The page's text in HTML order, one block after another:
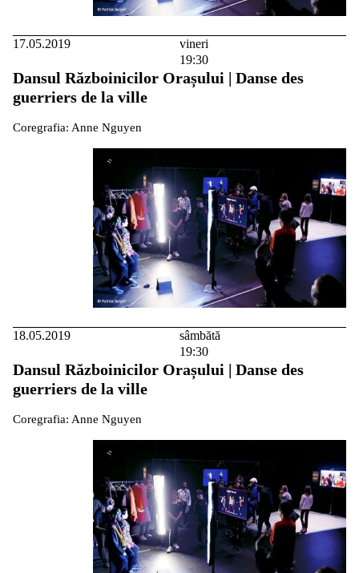
17.05.2019
vineri
19:30
Dansul Războinicilor Orașului | Danse des
guerriers de la ville
Coregrafia: Anne Nguyen
18.05.2019
sâmbătă
19:30
Dansul Războinicilor Orașului | Danse des
guerriers de la ville
Coregrafia: Anne Nguyen